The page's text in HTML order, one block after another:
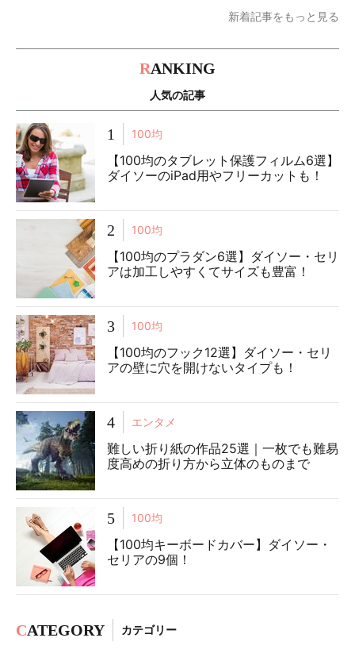
新着記事をもっと見る
RANKING
人気の記事
1 100均
【100均のタブレット保護フィルム6選】
ダイソーのiPad用やフリーカットも！
2 100均
【100均のプラダン6選】ダイソー・セリ
アは加工しやすくてサイズも豊富！
3 100均
【100均のフック12選】ダイソー・セリ
アの壁に穴を開けないタイプも！
4 エンタメ
難しい折り紙の作品25選｜一枚でも難易
度高めの折り方から立体のものまで
5 100均
【100均キーボードカバー】ダイソー・
セリアの9個！
CATEGORY カテゴリー